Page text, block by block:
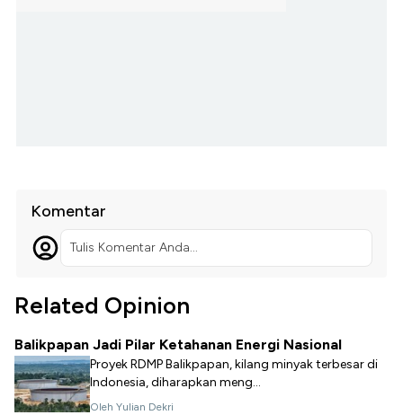
Komentar
Tulis Komentar Anda...
Related Opinion
Balikpapan Jadi Pilar Ketahanan Energi Nasional
Proyek RDMP Balikpapan, kilang minyak terbesar di
Indonesia, diharapkan meng...
Oleh Yulian Dekri